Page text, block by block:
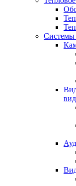
Системы